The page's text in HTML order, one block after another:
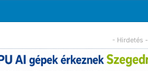
- Hirdetés -